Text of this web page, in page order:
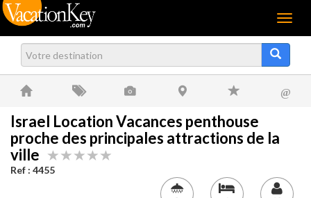
Menu
@
Israel Location Vacances penthouse
proche des principales attractions de la
ville
Ref : 4455